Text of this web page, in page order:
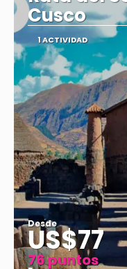
Cusco
1 ACTIVIDAD
Desde
US$77
76 puntos